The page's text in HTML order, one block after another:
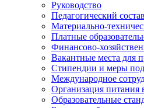
Руководство
Педагогический состав
Материально-
Платные
Финансово-
Вакантные места для
Стипендии и меры
Международное
Организация питания
Образовательные